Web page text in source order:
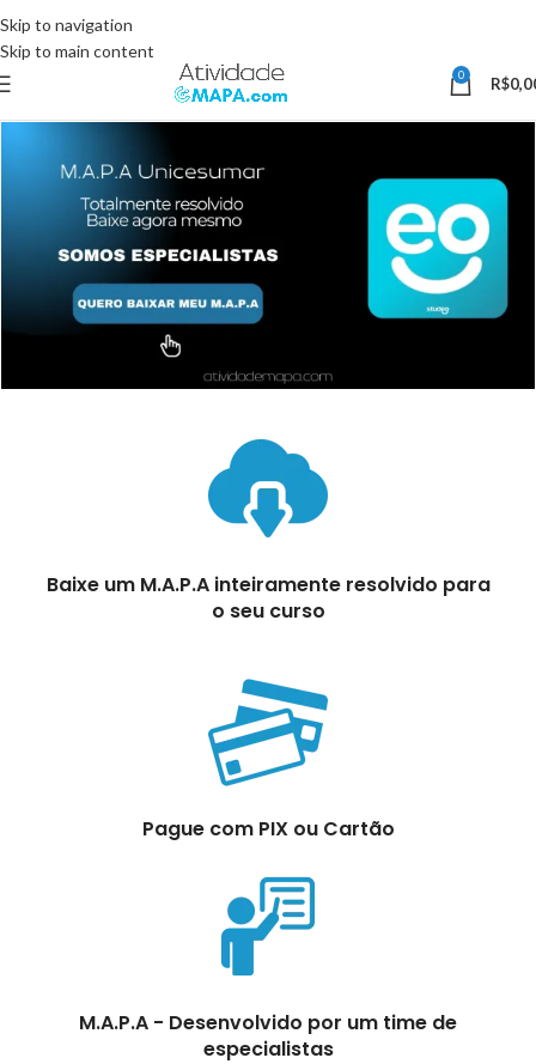
Skip to navigation
Skip to main content
0 R$
Baixe um M.A.P.A inteiramente resolvido para
o seu curso
Pague com PIX ou Cartão
M.A.P.A - Desenvolvido por um time de
especialistas
somente pelo site.